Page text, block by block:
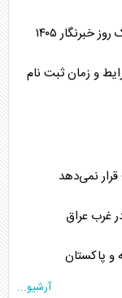
فروش سایپا مرداد ۱۴۰۵ / شرایط و زمان ثبت نام
نمی‌دهد
غرب عراق
و پاکستان
آرشیو...